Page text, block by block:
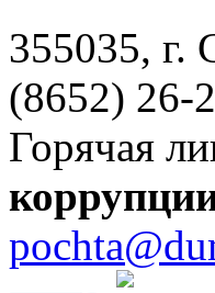
355035, г.
(8652) 26-
Горячая